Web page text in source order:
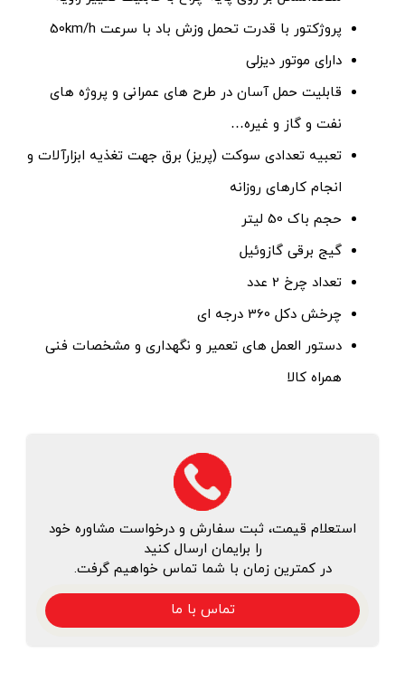
پروژکتور با قدرت تحمل وزش باد با سرعت 50km/h
دارای موتور دیزلی
قابلیت حمل آسان در طرح های عمرانی و پروژه های
نفت و گاز و غیره…
تعبیه تعدادی سوکت (پریز) برق جهت تغذیه ابزارآلات و
انجام کارهای روزانه
حجم باک 50 لیتر
گیج برقی گازوئیل
تعداد چرخ 2 عدد
چرخش دکل 360 درجه ای
دستور العمل های تعمیر و نگهداری و مشخصات فنی
همراه کالا
استعلام قیمت، ثبت سفارش و درخواست مشاوره خود
را برایمان ارسال کنید
در کمترین زمان با شما تماس خواهیم گرفت.
تماس با ما